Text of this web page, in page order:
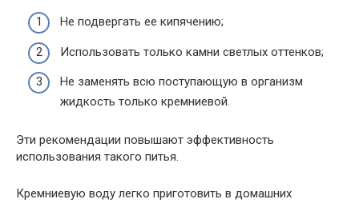
Не подвергать ее кипячению;
Использовать только камни светлых оттенков;
Не заменять всю поступающую в организм
жидкость только кремниевой.
Эти рекомендации повышают эффективность
использования такого питья.
Кремниевую воду легко приготовить в домашних